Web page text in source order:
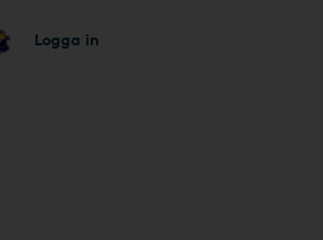
Logga in